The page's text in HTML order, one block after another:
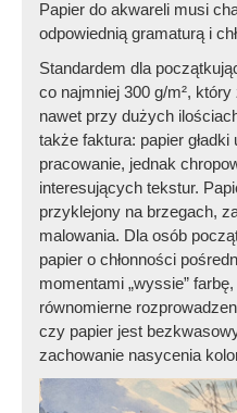
Papier do akwareli musi
odpowiednią gramaturą i
Standardem dla
co najmniej 300 g/m²,
nawet przy dużych
także faktura: papier gładki
pracowanie, jednak
interesujących tekstur.
przyklejony na brzegach,
malowania. Dla osób
papier o chłonności
momentami „wyssie”
równomierne
czy papier jest
zachowanie nasycenia